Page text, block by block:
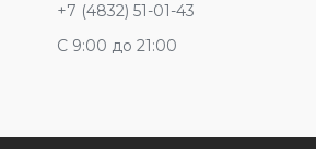
+7 (4832) 51-01-43
С 9:00 до 21:00